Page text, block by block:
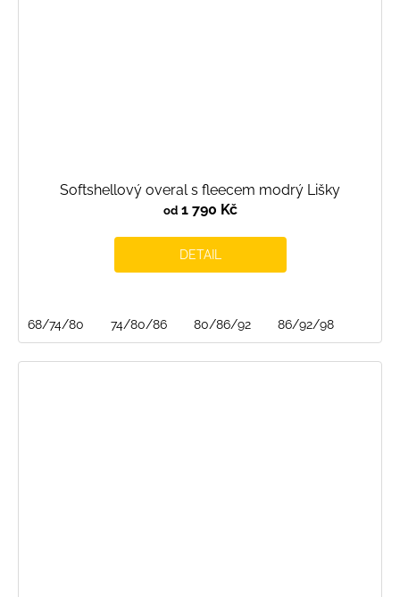
Softshellový overal s fleecem modrý Lišky
od1 790 Kč
DETAIL
68/74/80 74/80/86 80/86/92 86/92/98